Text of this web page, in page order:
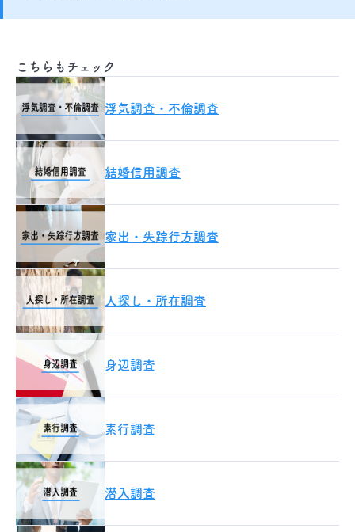
こちらもチェック
浮気調査・不倫調査
結婚信用調査
家出・失踪行方調査
人探し・所在調査
身辺調査
素行調査
潜入調査